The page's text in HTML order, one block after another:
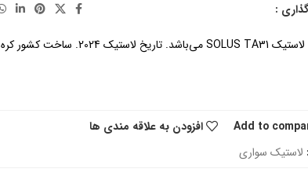
:
طرح گل لاستیک SOLUS TA31 می‌باشد. تاریخ لاستیک 2024. ساخت کشور کره
Add to
افزودن به علاقه مندی ها
لاستیک سواری